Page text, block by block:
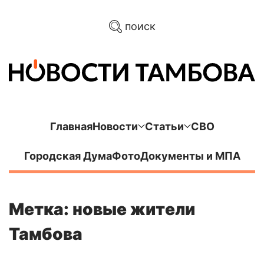
поиск
ГлавнаяНовости Статьи СВО
Городская ДумаФотоДокументы и МПА
Метка: новые жители
Тамбова